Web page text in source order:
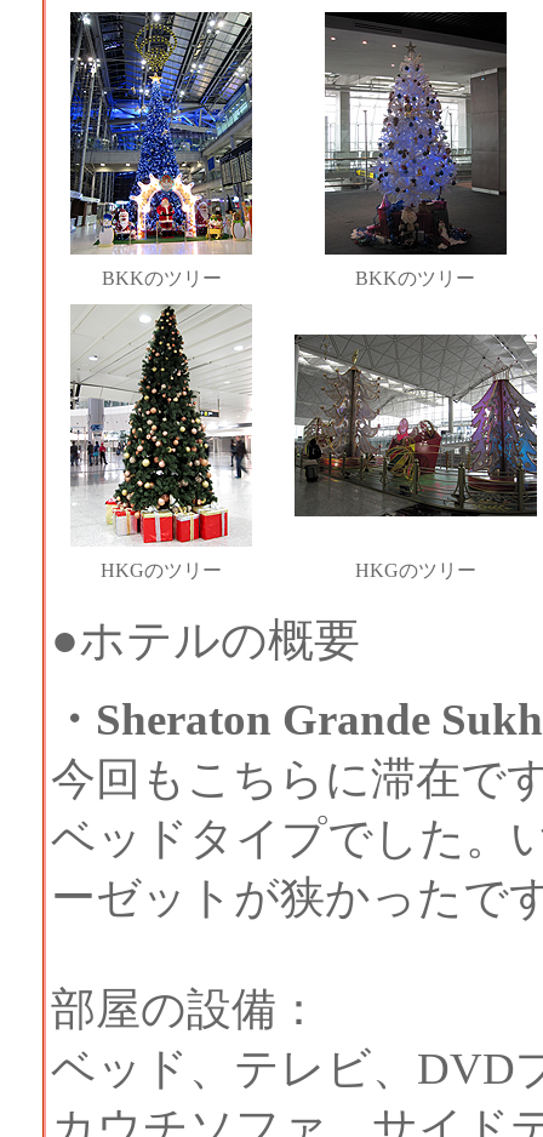
BKKのツリー BKKのツリー
HKGのツリー HKGのツリー
●ホテルの概要
・Sheraton Grande
今回もこちらに滞在で
ベッドタイプでした。
ーゼットが狭かったで
部屋の設備：
ベッド、テレビ、DVD